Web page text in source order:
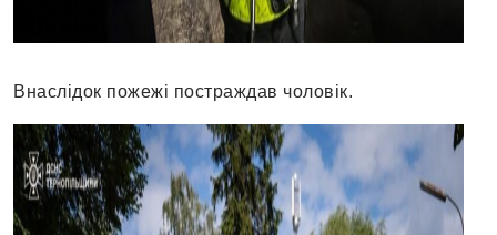
Внаслідок пожежі постраждав чоловік.